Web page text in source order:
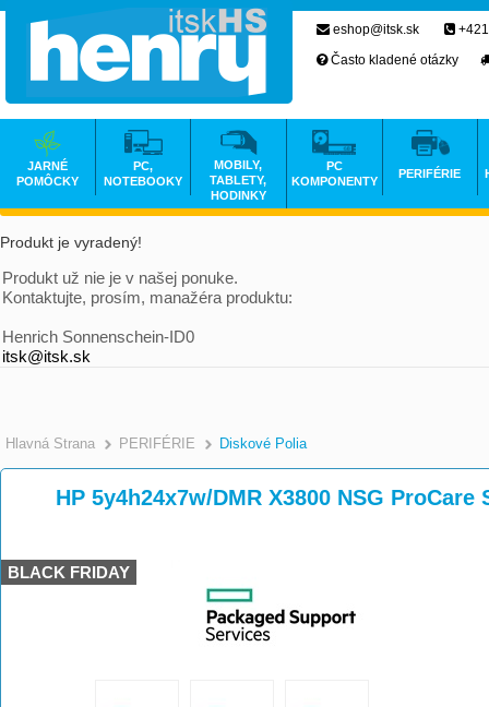
Produkt je vyradený!
Produkt už nie je v našej ponuke.
Kontaktujte, prosím, manažéra produktu:
Henrich Sonnenschein-ID0
itsk@itsk.sk
Hlavná Strana >
PERIFÉRIE >
Diskové Polia
HP 5y4h24x7w/DMR X3800 NSG ProCare
BLACK FRIDAY
eshop@itsk.sk
Často kladené otázky
JARNÉ
POMÔCKY
PC,
NOTEBOOKY
MOBILY,
TABLETY,
HODINKY
PC
KOMPONENTY
PERIFÉRIE